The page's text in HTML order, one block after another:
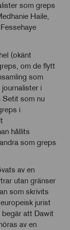
som greps
Haile,
(okänt
om de flytt
som
i
Setit som nu
i
hållits
som greps
av en
utan gränser
som skrivits
jurist
begär att Dawit
av en